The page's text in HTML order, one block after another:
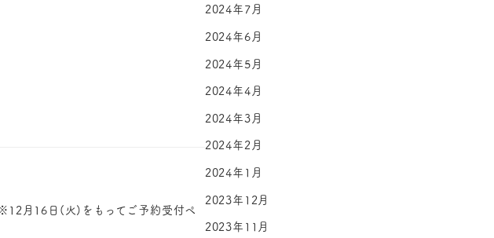
月16日(火)をもってご予約受付ペ
2024年7月
2024年6月
2024年5月
2024年4月
2024年3月
2024年2月
2024年1月
2023年12月
2023年11月